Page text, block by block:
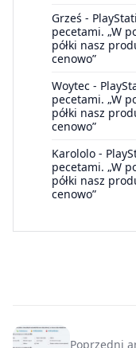
Grześ -
pecetami. „W
półki nasz
cenowo”
Woytec -
pecetami. „W
półki nasz
cenowo”
Karololo -
pecetami. „W
półki nasz
cenowo”
Poprzedni